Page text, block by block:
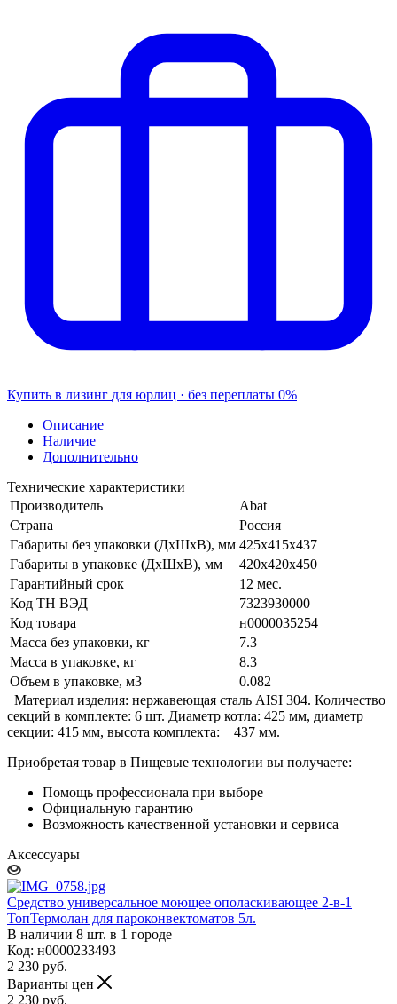
Купить в лизинг для юрлиц · без переплаты 0%
Описание
Наличие
Дополнительно
Технические характеристики
Производитель
Abat
Страна
Россия
Габариты без упаковки (ДхШхВ), мм 425х415х437
Габариты в упаковке (ДхШхВ), мм
420х420х450
Гарантийный срок
12 мес.
Код ТН ВЭД
7323930000
Код товара
н0000035254
Масса без упаковки, кг
7.3
Масса в упаковке, кг
8.3
Объем в упаковке, м3
0.082
Материал изделия: нержавеющая сталь AISI 304. Количество
секций в комплекте: 6 шт. Диаметр котла: 425 мм, диаметр
секции: 415 мм, высота комплекта: 437 мм.
Приобретая товар в Пищевые технологии вы получаете:
Помощь профессионала при выборе
Официальную гарантию
Возможность качественной установки и сервиса
Аксессуары
Средство универсальное моющее ополаскивающее 2-в-1
ТопТермолан для пароконвектоматов 5л.
В наличии 8 шт. в 1 городе
Код: н0000233493
2 230 руб.
Варианты цен
2 230 руб.